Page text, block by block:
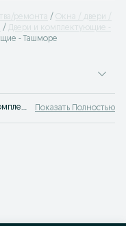
ремонта
Окна / двери /
Двери и комплектующие -
- Ташморе
Лучшие предложения категории Двери и комплектующие Ташморе. Большой выбор товаров и услуг по выгодным ценам на OLX! Множество предложений на OLX.uz! Показать Полностью